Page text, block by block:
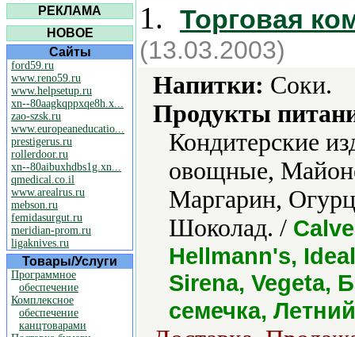
РЕКЛАМА
НОВОЕ
Сайты
ford59.ru
www.reno59.ru
www.helpsetup.ru
xn--80aagkqppxqe8h.x...
zao-szsk.ru
www.europeaneducatio...
prestigerus.ru
rollerdoor.ru
xn--80aibuxhdbs1g.xn...
qmedical.co.il
www.arealrus.ru
mebson.ru
femidasurgut.ru
meridian-prom.ru
ligaknives.ru
Товары/Услуги
Программное
обеспечение
Комплексное
обеспечение
канцтоварами
1. Торговая
(13.03.2003)
Напитки: Соки.
Продукты
Кондитерские
овощные,
Маргарин,
Шоколад. /
Hellmann's,
Sirena, Vegeta,
семечка,